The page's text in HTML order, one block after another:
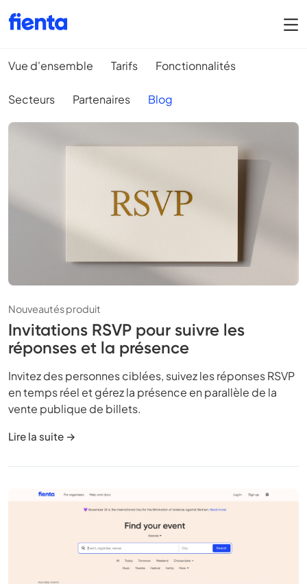
Vue d'ensemble Tarifs Fonctionnalités
Secteurs Partenaires Blog
Nouveautés produit
Invitations RSVP pour suivre les
réponses et la présence
Invitez des personnes ciblées, suivez les réponses RSVP
en temps réel et gérez la présence en parallèle de la
vente publique de billets.
Lire la suite →